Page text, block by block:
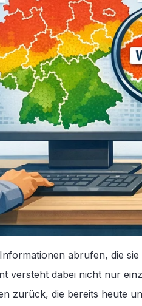
abrufen, die
versteht dabei nicht nur
zurück, die bereits heute